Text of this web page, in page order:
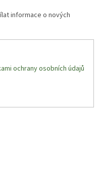
informace o nových
ochrany osobních údajů